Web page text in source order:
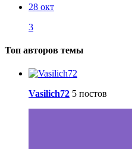
28 окт
3
Топ авторов темы
Vasilich72 5 постов